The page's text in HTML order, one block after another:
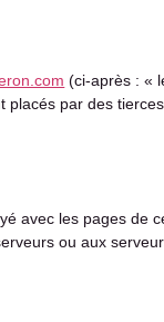
(ci-après : «
par des
avec les pages de
ou aux